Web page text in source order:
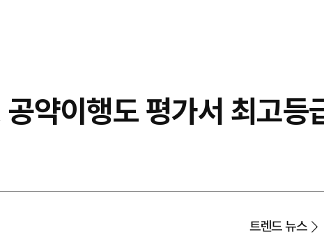
약이행도 평가서 최고등
트렌드 뉴스